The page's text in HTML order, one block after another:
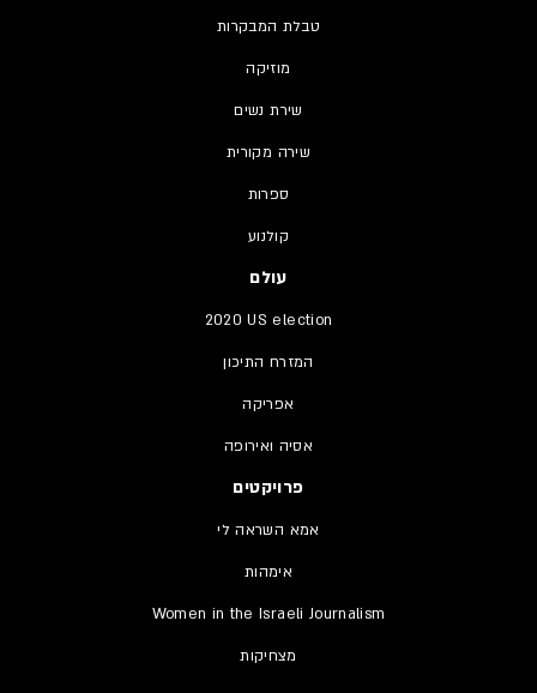
טבלת המבקרות
מוזיקה
שירת נשים
שירה מקורית
ספרות
קולנוע
עולם
2020 US election
המזרח התיכון
אפריקה
אסיה ואירופה
פרויקטים
אמא השראה לי
אימהות
Women in the Israeli Journalism
מצחיקות